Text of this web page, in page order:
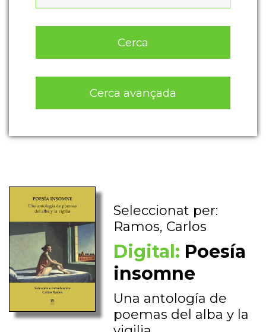
Cerca
Cerca avançada
Seleccionat per:
Ramos, Carlos
Digital: Poesía
insomne
Una antología de
poemas del alba y la